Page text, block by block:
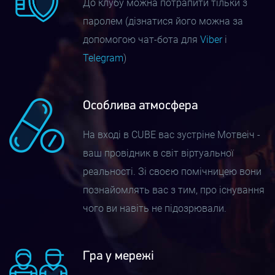
Ігри для співробітників. HR-менеджери
вже давно застосовують командні
ігри для згуртування співробітників і
розвитку нових навичок. Доведено,
що ігрова форма дозволяє
ефективніше засвоювати інформацію,
відпрацьовувати знання. Шолом VR
переносить навчання на новий рівень.
професійне середовище, адже
До клубу можна потрапити тільки з
паролем (дізнатися його можна за
допомогою чат-бота для Viberі
Telegram)
Особлива атмосфера
На вході в CUBE вас зустріне Мотвеіч -
ваш провідник в світ віртуальної
реальності. Зі своєю помічницею вони
познайомлять вас з тим, про існування
чого ви навіть не підозрювали.
Гра у мережі